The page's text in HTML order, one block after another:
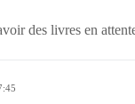
des livres en